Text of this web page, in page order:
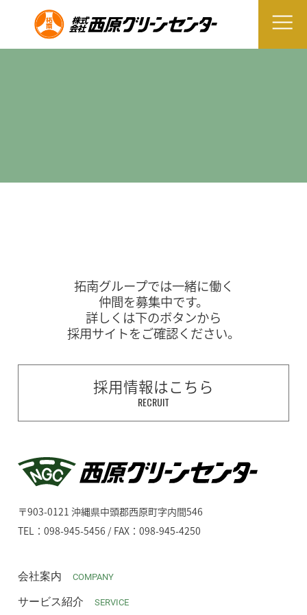
拓南グループでは一緒に働く
仲間を募集中です。
詳しくは下のボタンから
採用サイトをご確認ください。
採用情報はこちら
RECRUIT
〒903-0121 沖縄県中頭郡西原町字内間546
TEL：098-945-5456 / FAX：098-945-4250
会社案内 COMPANY
サービス紹介 SERVICE